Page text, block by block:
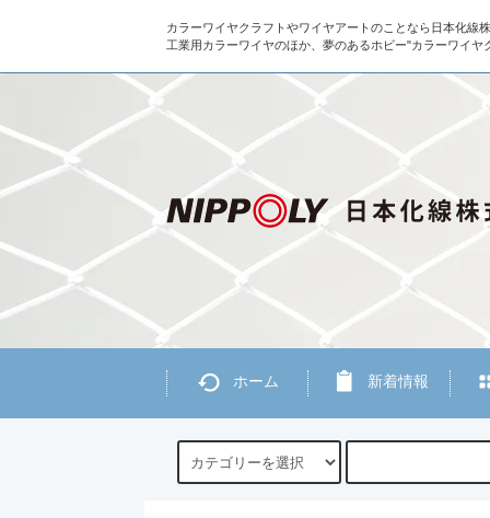
カラーワイヤクラフトやワイヤアートのことなら日本化線
工業用カラーワイヤのほか、夢のあるホビー"カラーワイヤ
ホーム 新着情報